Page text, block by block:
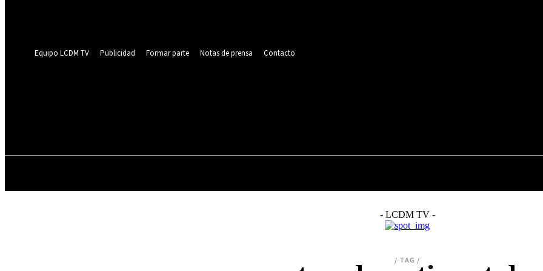
Equipo LCDM TV
Publicidad Formar parte Notas de prensa Contacto
- LCDM TV -
/ TAG /